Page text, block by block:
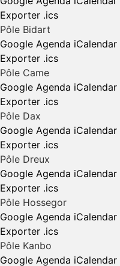
Exporter .ics
Pôle Bidart
Google Agenda iCalendar
Exporter .ics
Pôle Came
Google Agenda iCalendar
Exporter .ics
Pôle Dax
Google Agenda iCalendar
Exporter .ics
Pôle Dreux
Google Agenda iCalendar
Exporter .ics
Pôle Hossegor
Google Agenda iCalendar
Exporter .ics
Pôle Kanbo
Google Agenda iCalendar